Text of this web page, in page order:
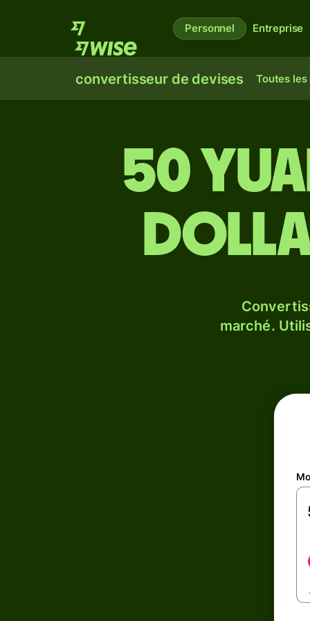
Personnel Entreprise
convertisseur de devises Toutes les
50
marché.